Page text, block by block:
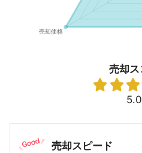
売却ス
5.0
売却スピード